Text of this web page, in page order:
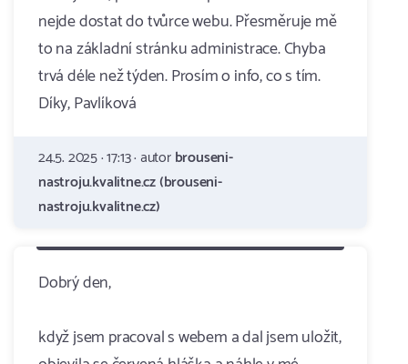
nejde dostat do tvůrce webu. Přesměruje mě
to na základní stránku administrace. Chyba
trvá déle než týden. Prosím o info, co s tím.
Díky, Pavlíková
24.5. 2025 · 17:13 · autorbrouseni-
nastroju.kvalitne.cz (brouseni-
nastroju.kvalitne.cz)
Dobrý den,
když jsem pracoval s webem a dal jsem uložit,